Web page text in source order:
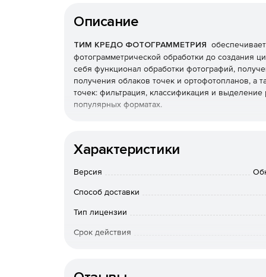
Описание
ТИМ КРЕДО ФОТОГРАММЕТРИЯ
фотограмметрической обработки до создания
себя функционал обработки фотографий,
получения облаков точек и ортофотопланов, а
точек: фильтрация, классификация и
популярных форматах.
добавление в проект фотографий –
импорт параметров ориентирования
импорт, ручной ввод, редактирование
Характеристики
Версия
Способ доставки
Тип лицензии
Срок действия